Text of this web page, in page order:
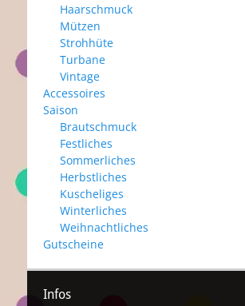
Haarschmuck
Mützen
Strohhüte
Turbane
Vintage
Accessoires
Saison
Brautschmuck
Festliches
Sommerliches
Herbstliches
Kuscheliges
Winterliches
Weihnachtliches
Gutscheine
Infos